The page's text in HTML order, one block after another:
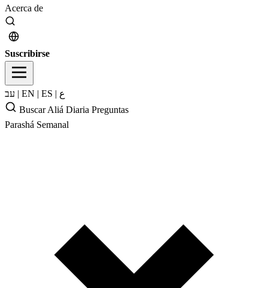
Acerca de
Suscribirse
| EN | ES | ع
BuscarAliá Diaria Preguntas
Parashá Semanal